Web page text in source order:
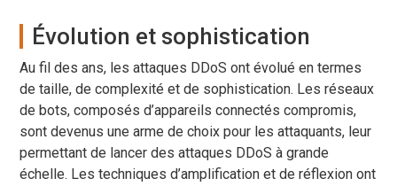
Évolution et sophistication
Au fil des ans, les attaques DDoS ont évolué en termes
de taille, de complexité et de sophistication. Les réseaux
de bots, composés d’appareils connectés compromis,
sont devenus une arme de choix pour les attaquants, leur
permettant de lancer des attaques DDoS à grande
échelle. Les techniques d’amplification et de réflexion ont